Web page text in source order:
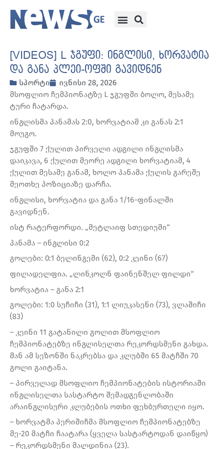
[VIDEOS] L ჯგუფი: ინგლისი, ხორვატია
და განა პლეი-ოფში გავიდნენ
სპორტი
ივნისი 28, 2026
მსოფლიო ჩემპიონატზე L ჯგუფში ბოლო, მესამე
ტური ჩატარდა.
ინგლისმა პანამას 2:0, ხორვატიამ კი განას 2:1
მოუგო.
ჯგუფში 7 ქულით პირველი ადგილი ინგლისმა
დაიკავა, 6 ქულით მეორე ადგილი ხორვატიამ, 4
ქულით მესამე განამ, ხოლო პანამა ქულის გარეშე
მეოთხე პოზიციაზე დარჩა.
ინგლისი, ხორვატია და განა 1/16-ფინალში
გავიდნენ.
ისტ რატერფორდი. „მეტლაიფ სთედიუმი“
პანამა – ინგლისი 0:2
გოლები: 0:1 ბელინგემი (62), 0:2 კეინი (67)
ფილადელფია. „ლინკოლნ ფაინენშელ ფილდი“
ხორვატია – განა 2:1
გოლები: 1:0 სუჩიჩი (31), 1:1 ლიუკასენი (73), ვლაშიჩი
(83)
– კეინი 11 გატანილი გოლით მსოფლიო
ჩემპიონატებზე ინგლისელთა რეკორდსმენი გახდა.
მან ამ სეზონში ნაკრებსა და კლუბში 65 მატჩში 70
გოლი გაიტანა.
– პირველად მსოფლიო ჩემპიონატების ისტორიაში
ინგლისელთა სასტარტო შემადგენლობაში
არაინგლისური კლუბების ოთხი ფეხბურთელი იყო.
– ხორვატმა პერიშიჩმა მსოფლიო ჩემპიონატებზე
მე-20 მატჩი ჩაატარა (ყველა სასტარტოდან დაიწყო)
– რეკორდსმენი მალდინია (23).